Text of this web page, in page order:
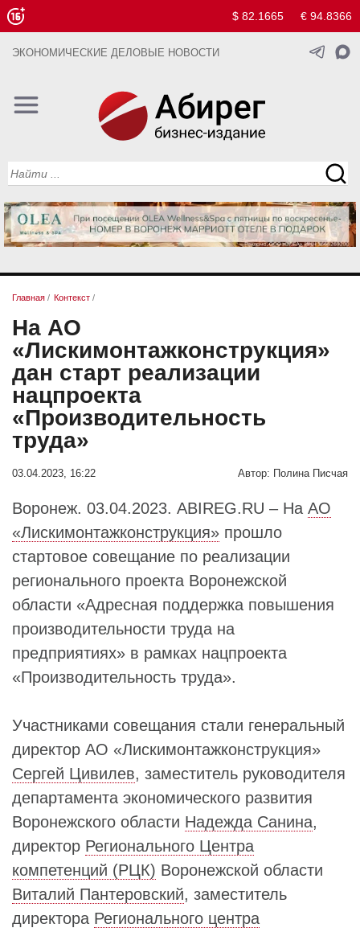
$ 82.1665 € 94.8366
ЭКОНОМИЧЕСКИЕ ДЕЛОВЫЕ НОВОСТИ
Главная / Контекст /
На АО
«Лискимонтажконструкция»
дан старт реализации
нацпроекта
«Производительность
труда»
03.04.2023, 16:22 Автор: Полина Писчая
Воронеж. 03.04.2023. ABIREG.RU – На АО
«Лискимонтажконструкция» прошло
стартовое совещание по реализации
регионального проекта Воронежской
области «Адресная поддержка повышения
производительности труда на
предприятиях» в рамках нацпроекта
«Производительность труда».
Участниками совещания стали генеральный
директор АО «Лискимонтажконструкция»
Сергей Цивилев, заместитель руководителя
департамента экономического развития
Воронежского области Надежда Санина,
директор Регионального Центра
компетенций (РЦК) Воронежской области
Виталий Пантеровский, заместитель
директора Регионального центра